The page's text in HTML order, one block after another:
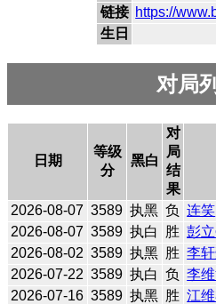
链接 https://
生日
对局
日期
等级
分
黑白
对
局
结
果
2026-08-07 3589 执黑 负 连笑
2026-08-07 3589 执白 胜 彭
2026-08-02 3589 执黑 胜 李
2026-07-22 3589 执白 负 李
2026-07-16 3589 执黑 胜 江